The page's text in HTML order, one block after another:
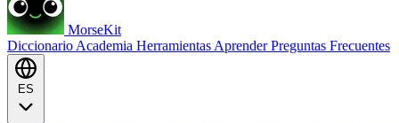
MorseKit
Diccionario Academia Herramientas AprenderPreguntas Frecuentes